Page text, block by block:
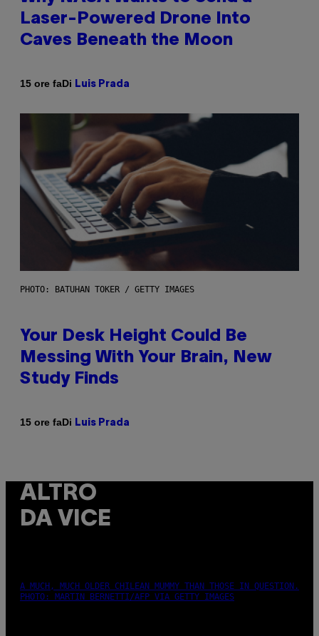
Laser-Powered Drone Into
Caves Beneath the Moon
15 ore faDi Luis Prada
PHOTO: BATUHAN TOKER / GETTY IMAGES
Your Desk Height Could Be
Messing With Your Brain, New
Study Finds
15 ore faDi Luis Prada
ALTRO
DA VICE
A MUCH, MUCH OLDER CHILEAN MUMMY THAN THOSE IN QUESTION.
PHOTO: MARTIN BERNETTI/AFP VIA GETTY IMAGES